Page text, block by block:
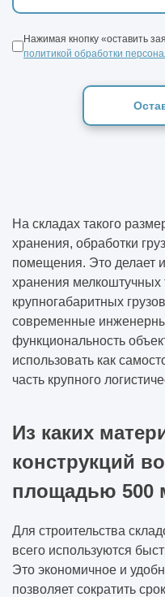
Нажимая кнопку «оставить
политикой обработки
На складах такого
хранения, обработки
помещения. Это делает
хранения мелкоштучных
крупногабаритных
современные
функциональность
использовать как
часть крупного
Из каких
конструкций
площадью 500
Для строительства
всего используются
Это экономичное и
позволяет сократить